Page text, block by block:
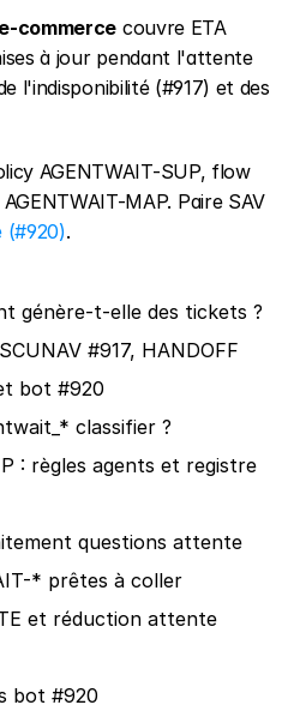
commerce couvre ETA
à jour pendant l'attente
l'indisponibilité (#917) et des
AGENTWAIT-SUP, flow
MAP. Paire SAV
.
génère-t-elle des tickets ?
#917, HANDOFF
bot #920
classifier ?
: règles agents et registre
questions attente
* prêtes à coller
et réduction attente
bot #920